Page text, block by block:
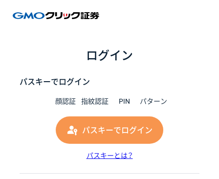
ログイン
パスキーでログイン
顔認証 指紋認証 PIN パターン
パスキーでログイン
パスキーとは？